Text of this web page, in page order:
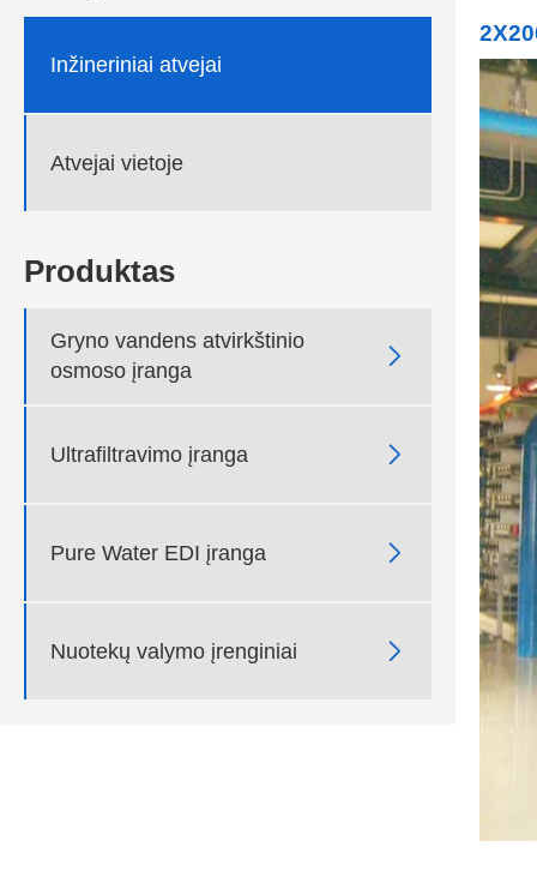
Inžineriniai atvejai
Atvejai vietoje
Produktas
Gryno vandens atvirkštinio
osmoso įranga

Ultrafiltravimo įranga 
Pure Water EDI įranga 
Nuotekų valymo įrenginiai 